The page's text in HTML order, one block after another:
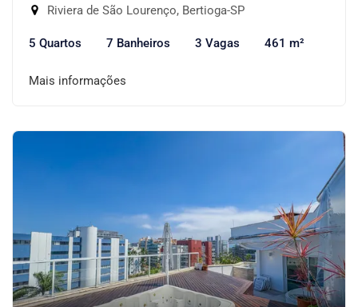
Riviera de São Lourenço, Bertioga-SP
5 Quartos 7 Banheiros 3 Vagas 461 m²
Mais informações